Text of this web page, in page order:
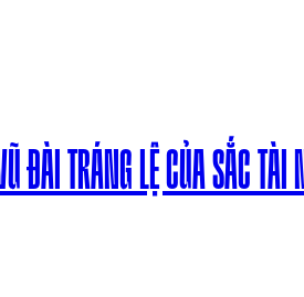
TRÁNG LỆ CỦA SẮC TÀI